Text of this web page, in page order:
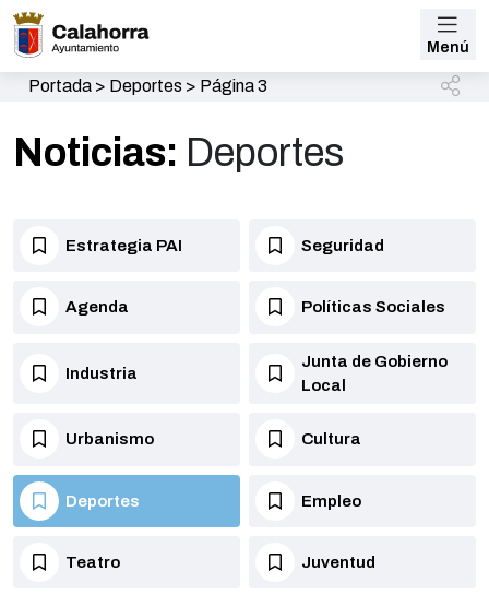
Menú
Portada> Deportes > Página 3
Noticias: Deportes
Estrategia PAI Seguridad
Agenda Políticas Sociales
Industria
Junta de Gobierno
Local
Urbanismo Cultura
Deportes Empleo
Teatro Juventud